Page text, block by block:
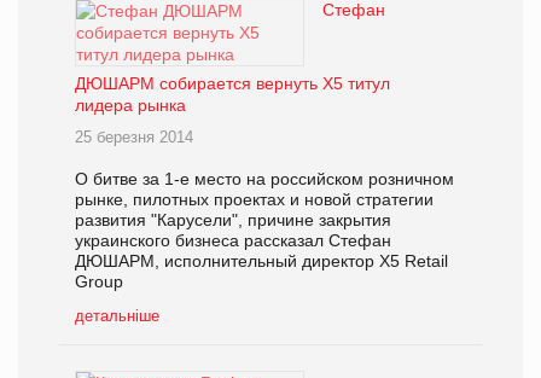
Стефан
ДЮШАРМ собирается вернуть X5 титул
лидера рынка
25 березня 2014
О битве за 1-е место на российском розничном
рынке, пилотных проектах и новой стратегии
развития "Карусели", причине закрытия
украинского бизнеса рассказал Стефан
ДЮШАРМ, исполнительный директор X5 Retail
Group
детальніше